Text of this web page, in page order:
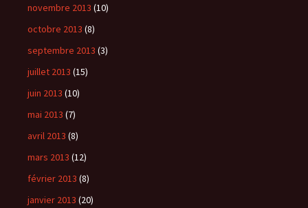
novembre 2013 (10)
octobre 2013 (8)
septembre 2013 (3)
juillet 2013 (15)
juin 2013 (10)
mai 2013 (7)
avril 2013 (8)
mars 2013 (12)
février 2013 (8)
janvier 2013 (20)